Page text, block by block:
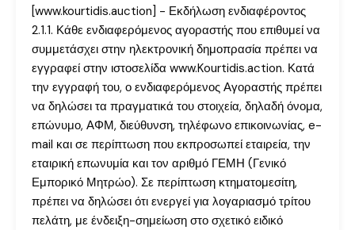
[www.kourtidis.auction] - Εκδήλωση ενδιαφέροντος
2.1.1. Κάθε ενδιαφερόμενος αγοραστής που επιθυμεί να
συμμετάσχει στην ηλεκτρονική δημοπρασία πρέπει να
εγγραφεί στην ιστοσελίδα www.Kourtidis.action. Κατά
την εγγραφή του, ο ενδιαφερόμενος Αγοραστής πρέπει
να δηλώσει τα πραγματικά του στοιχεία, δηλαδή όνομα,
επώνυμο, ΑΦΜ, διεύθυνση, τηλέφωνο επικοινωνίας, e-
mail και σε περίπτωση που εκπροσωπεί εταιρεία, την
εταιρική επωνυμία και τον αριθμό ΓΕΜΗ (Γενικό
Εμπορικό Μητρώο). Σε περίπτωση κτηματομεσίτη,
πρέπει να δηλώσει ότι ενεργεί για λογαριασμό τρίτου
πελάτη, με ένδειξη-σημείωση στο σχετικό ειδικό